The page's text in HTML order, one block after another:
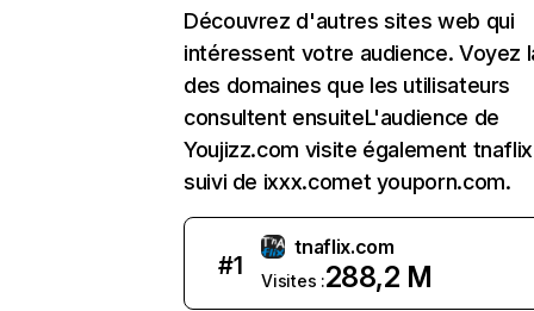
Découvrez d'autres sites web qui
intéressent votre audience. Voyez
des domaines que les utilisateurs
consultent ensuiteL'audience de
Youjizz.com visite également
suivi de ixxx.comet youporn.com.
#1
tnaflix.com
Visites :288,2 M